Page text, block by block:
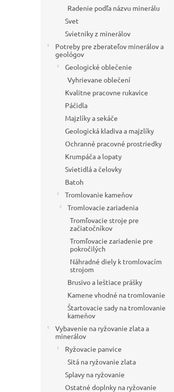
Radenie podľa názvu minerálu
Svet
Svietniky z minerálov
Potreby pre zberateľov minerálov a
geológov
Geologické oblečenie
Vyhrievane oblečení
Kvalitne pracovne rukavice
Páčidla
Majzlíky a sekáče
Geologická kladiva a majzlíky
Ochranné pracovné prostriedky
Krumpáča a lopaty
Svietidlá a čelovky
Batoh
Tromlovanie kameňov
Tromlovacie zariadenia
Tromľovacie stroje pre
začiatočníkov
Tromľovacie zariadenie pre
pokročilých
Náhradné diely k tromlovacím
strojom
Brusivo a leštiace prášky
Kamene vhodné na tromlovanie
Štartovacie sady na tromlovanie
kameňov
Vybavenie na ryžovanie zlata a
minerálov
Ryžovacie panvice
Sitá na ryžovanie zlata
Splavy na ryžovanie
Ostatné doplnky na ryžovanie